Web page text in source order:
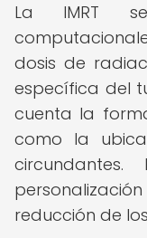
La IMRT
dosis de
específica del
cuenta la
como la
reducción de